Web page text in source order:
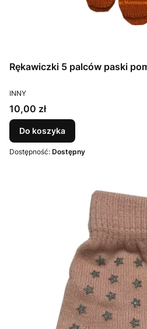
Rękawiczki 5 palców paski
PRODUCENT
INNY
Cena
10,00 zł
Do koszyka
Dostępność: Dostępny